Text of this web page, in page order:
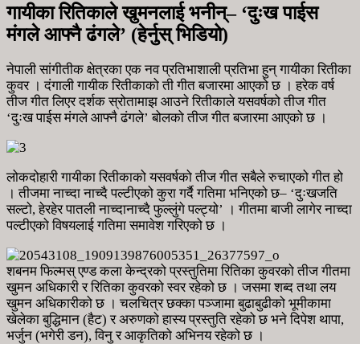
गायीका रितिकाले खुमनलाई भनीन्– ‘दुःख पाईस
मंगले आफ्नै ढंगले’ (हेर्नुस् भिडियो)
नेपाली सांगीतीक क्षेत्रका एक नव प्रतिभाशाली प्रतिभा हुन् गायीका रितीका
कुवर । दंगाली गायीक रितीकाको ती गीत बजारमा आएको छ । हरेक वर्ष
तीज गीत लिएर दर्शक स्रोतामाझ आउने रितीकाले यसवर्षको तीज गीत
‘दुःख पाईस मंगले आफ्नै ढंगले’ बोलको तीज गीत बजारमा आएको छ ।
लोकदोहारी गायीका रितीकाको यसवर्षको तीज गीत सबैले रुचाएको गीत हो
। तीजमा नाच्दा नाच्दै पल्टीएको कुरा गर्दै गतिमा भनिएको छ– ‘दुःखजति
सल्टो, हेरहेर पातली नाच्दानाच्दै फुल्लुंगे पल्ट्यो’ । गीतमा बाजी लागेर नाच्दा
पल्टीएको विषयलाई गतिमा समावेश गरिएको छ ।
शबनम फिल्मस् एण्ड कला केन्द्रको प्रस्तुतिमा रितिका कुवरको तीज गीतमा
खुमन अधिकारी र रितिका कुवरको स्वर रहेको छ । जसमा शब्द तथा लय
खुमन अधिकारीको छ । चलचित्र छक्का पञ्जामा बुढाबुढीको भूमीकामा
खेलेका बुद्धिमान (हैट) र अरुणको हास्य प्रस्तुति रहेको छ भने दिपेश थापा,
भर्जुन (भगेरी डन), विनु र आकृतिको अभिनय रहेको छ ।